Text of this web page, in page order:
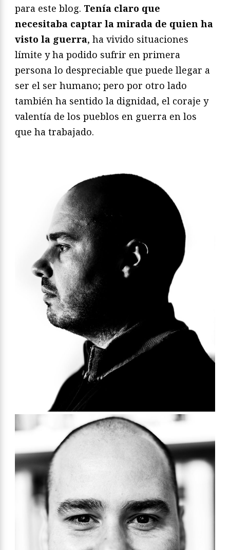
para este blog. Tenía claro que
necesitaba captar la mirada de quien ha
visto la guerra, ha vivido situaciones
límite y ha podido sufrir en primera
persona lo despreciable que puede llegar a
ser el ser humano; pero por otro lado
también ha sentido la dignidad, el coraje y
valentía de los pueblos en guerra en los
que ha trabajado.